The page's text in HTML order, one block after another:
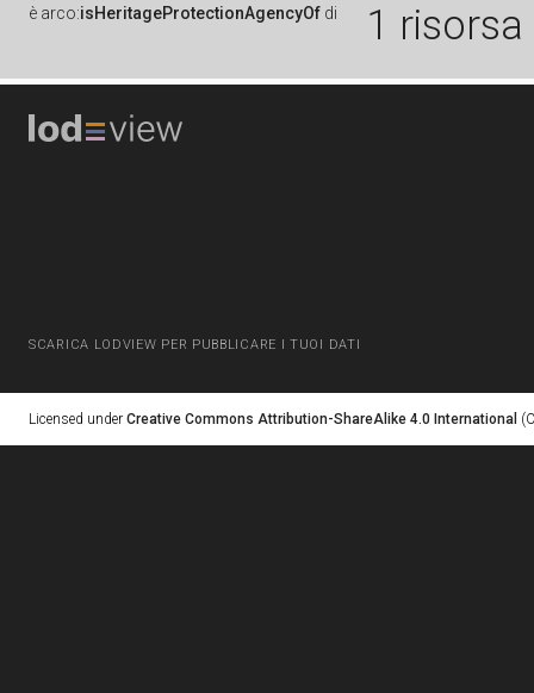
è arco:isHeritageProtectionAgencyOf di 1 risorsa
SCARICA LODVIEW PER PUBBLICARE I TUOI DATI
Licensed under Creative Commons Attribution-ShareAlike 4.0 International